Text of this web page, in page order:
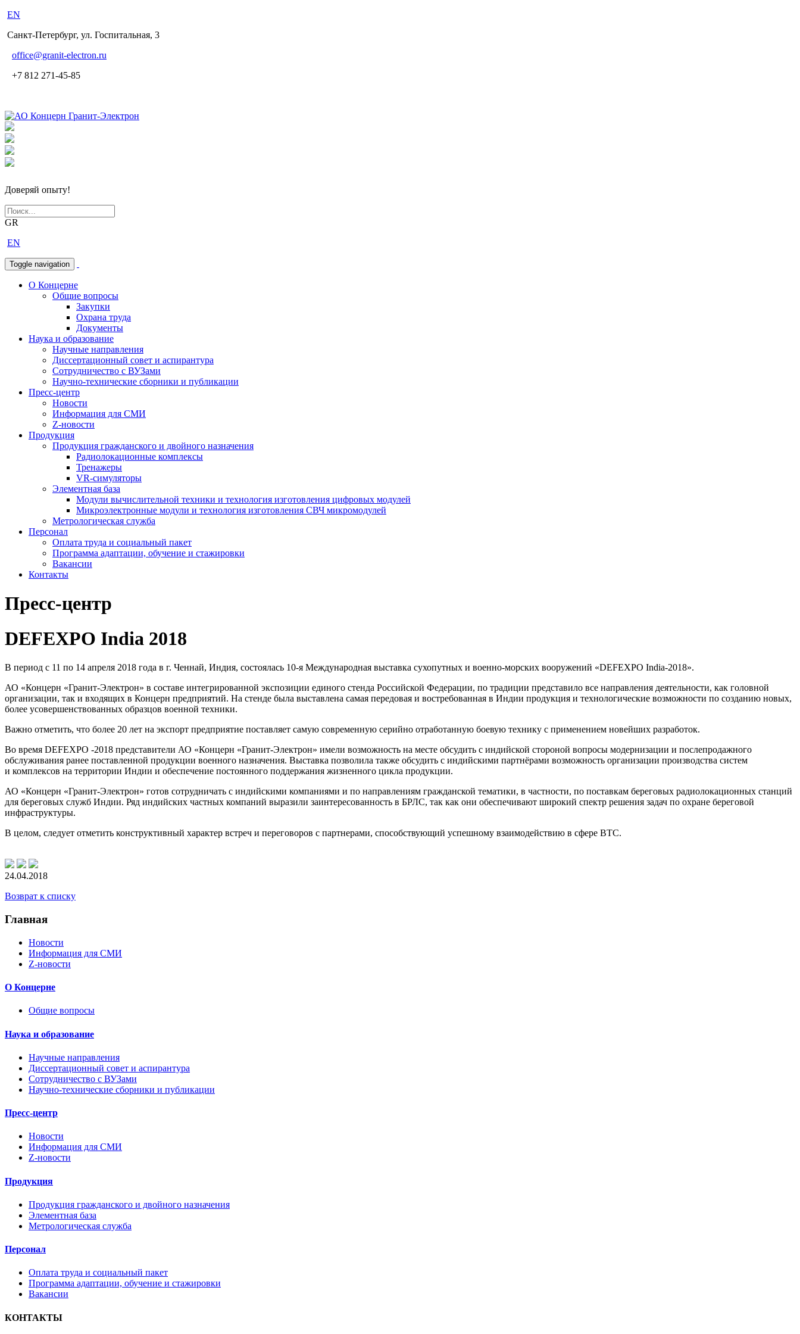
EN
Санкт-Петербург, ул. Госпитальная, 3
office@granit-electron.ru
+7 812 271-45-85
Доверяй опыту!
GR
EN
Toggle navigation
О Концерне
Общие вопросы
Закупки
Охрана труда
Документы
Наука и образование
Научные направления
Диссертационный совет и аспирантура
Сотрудничество с ВУЗами
Научно-технические сборники и публикации
Пресс-центр
Новости
Информация для СМИ
Z-новости
Продукция
Продукция гражданского и двойного назначения
Радиолокационные комплексы
Тренажеры
VR-симуляторы
Элементная база
Модули вычислительной техники и технология изготовления цифровых модулей
Микроэлектронные модули и технология изготовления СВЧ микромодулей
Метрологическая служба
Персонал
Оплата труда и социальный пакет
Программа адаптации, обучение и стажировки
Вакансии
Контакты
Пресс-центр
DEFEXPO India 2018
В период с 11 по 14 апреля 2018 года в г. Ченнай, Индия, состоялась 10-я Международная выставка сухопутных и военно-морских вооружений «DEFEXPO India-2018».
АО «Концерн «Гранит-Электрон» в составе интегрированной экспозиции единого стенда Российской Федерации, по традиции представило все направления деятельности, как головной
организации, так и входящих в Концерн предприятий. На стенде была выставлена самая передовая и востребованная в Индии продукция и технологические возможности по созданию новых,
более усовершенствованных образцов военной техники.
Важно отметить, что более 20 лет на экспорт предприятие поставляет самую современную серийно отработанную боевую технику с применением новейших разработок.
Во время DEFEXPO -2018 представители АО «Концерн «Гранит-Электрон» имели возможность на месте обсудить с индийской стороной вопросы модернизации и послепродажного
обслуживания ранее поставленной продукции военного назначения. Выставка позволила также обсудить с индийскими партнёрами возможность организации производства систем
и комплексов на территории Индии и обеспечение постоянного поддержания жизненного цикла продукции.
АО «Концерн «Гранит-Электрон» готов сотрудничать с индийскими компаниями и по направлениям гражданской тематики, в частности, по поставкам береговых радиолокационных станций
для береговых служб Индии. Ряд индийских частных компаний выразили заинтересованность в БРЛС, так как они обеспечивают широкий спектр решения задач по охране береговой
инфраструктуры.
В целом, следует отметить конструктивный характер встреч и переговоров с партнерами, способствующий успешному взаимодействию в сфере ВТС.
24.04.2018
Возврат к списку
Главная
Новости
Информация для СМИ
Z-новости
О Концерне
Общие вопросы
Наука и образование
Научные направления
Диссертационный совет и аспирантура
Сотрудничество с ВУЗами
Научно-технические сборники и публикации
Пресс-центр
Новости
Информация для СМИ
Z-новости
Продукция
Продукция гражданского и двойного назначения
Элементная база
Метрологическая служба
Персонал
Оплата труда и социальный пакет
Программа адаптации, обучение и стажировки
Вакансии
КОНТАКТЫ